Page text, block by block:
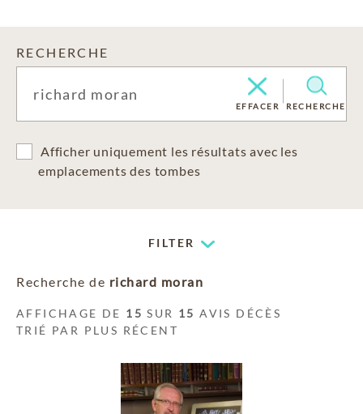
RECHERCHE
EFFACER RECHERCHE
Afficher uniquement les résultats avec les
emplacements des tombes
FILTER
Recherche de richard moran
AFFICHAGE DE 15 SUR 15 AVIS DÉCÈS
TRIÉ PAR PLUS RÉCENT